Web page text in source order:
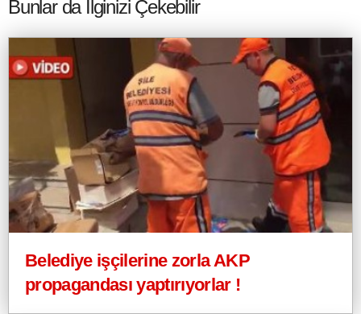
Bunlar da İlginizi Çekebilir
Belediye işçilerine zorla AKP
propagandası yaptırıyorlar !